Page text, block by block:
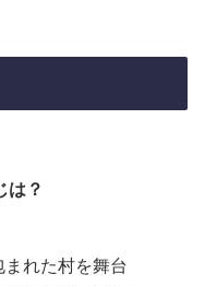
は？
れた村を舞台